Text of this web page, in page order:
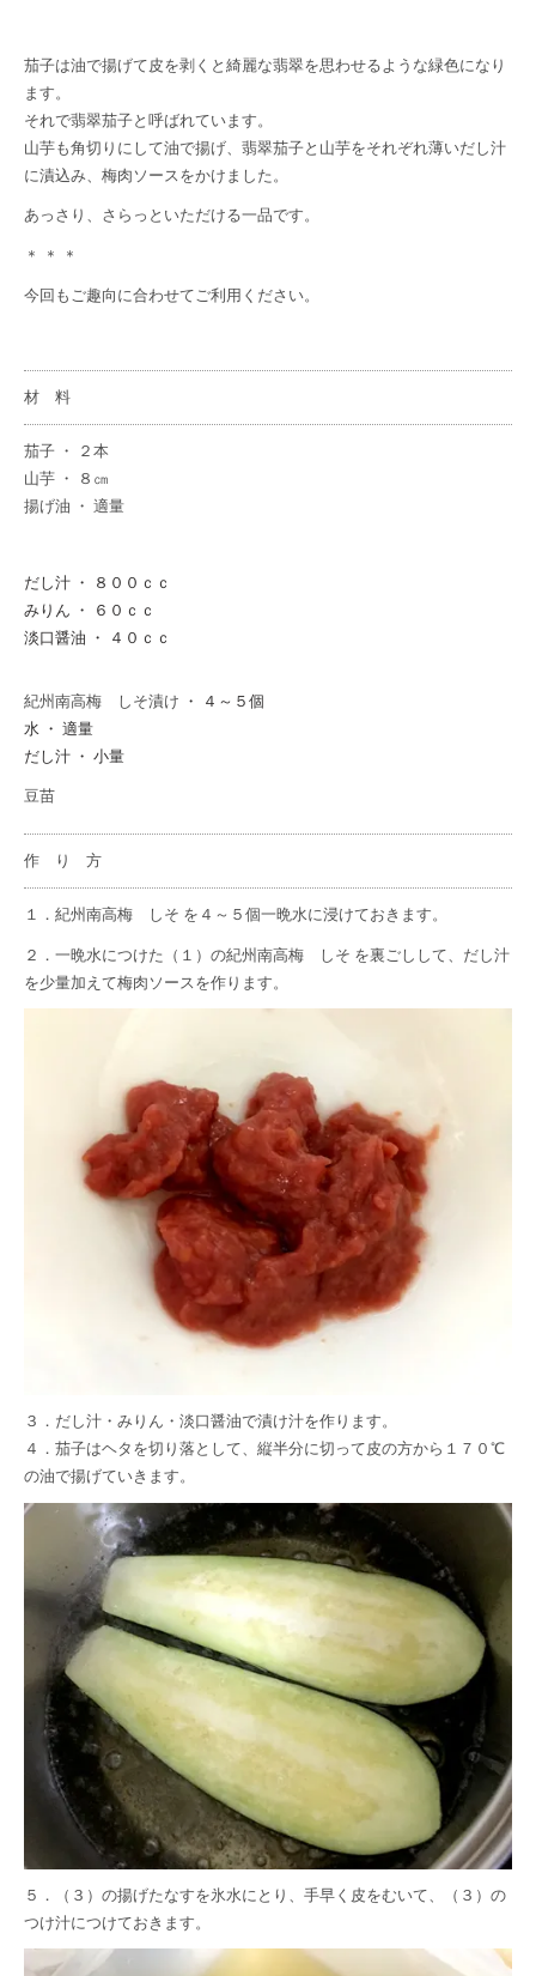
茄子は油で揚げて皮を剥くと綺麗な翡翠を思わせるような緑色になり
ます。
それで翡翠茄子と呼ばれています。
山芋も角切りにして油で揚げ、翡翠茄子と山芋をそれぞれ薄いだし汁
に漬込み、梅肉ソースをかけました。
あっさり、さらっといただける一品です。
＊ ＊ ＊
今回もご趣向に合わせてご利用ください。
材 料
茄子 ・ ２本
山芋 ・ ８㎝
揚げ油 ・ 適量
だし汁 ・ ８００ｃｃ
みりん ・ ６０ｃｃ
淡口醤油 ・ ４０ｃｃ
紀州南高梅 しそ漬け ・ ４～５個
水 ・ 適量
だし汁 ・ 小量
豆苗
作 り 方
１． 紀州南高梅 しそ を４～５個一晩水に浸けておきます。
２．一晩水につけた（１）の紀州南高梅 しそ を裏ごしして、だし汁
を少量加えて梅肉ソースを作ります。
３．だし汁・みりん・淡口醤油で漬け汁を作ります。
４．茄子はヘタを切り落として、縦半分に切って皮の方から１７０℃
の油で揚げていきます。
５．（３）の揚げたなすを氷水にとり、手早く皮をむいて、（３）の
つけ汁につけておきます。